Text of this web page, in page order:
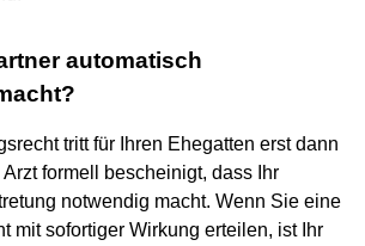
automatisch
tritt für Ihren Ehegatten erst dann
formell bescheinigt, dass Ihr
notwendig macht. Wenn Sie eine
mit sofortiger Wirkung erteilen, ist Ihr